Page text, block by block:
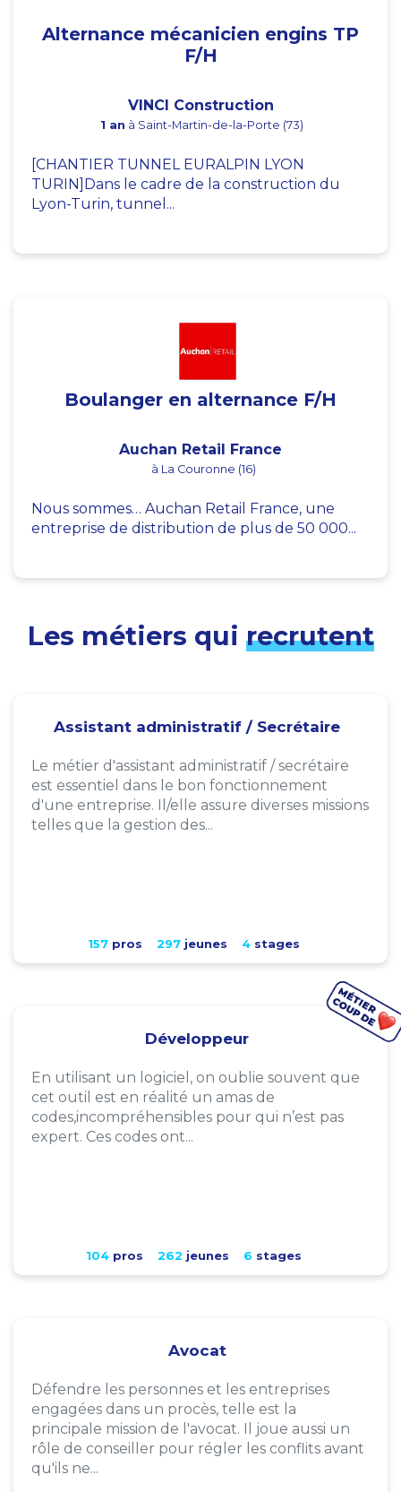
Alternance mécanicien engins TP
F/H
VINCI Construction
1 an à Saint-Martin-de-la-Porte (73)
[CHANTIER TUNNEL EURALPIN LYON
TURIN]Dans le cadre de la construction du
Lyon-Turin, tunnel...
Boulanger en alternance F/H
Auchan Retail France
à La Couronne (16)
Nous sommes… Auchan Retail France, une
entreprise de distribution de plus de 50 000...
Les métiers qui recrutent
Assistant administratif / Secrétaire
Le métier d'assistant administratif / secrétaire
est essentiel dans le bon fonctionnement
d'une entreprise. Il/elle assure diverses missions
telles que la gestion des...
157pros 297jeunes 4stages
Développeur
En utilisant un logiciel, on oublie souvent que
cet outil est en réalité un amas de
codes,incompréhensibles pour qui n’est pas
expert. Ces codes ont...
104pros 262 jeunes 6 stages
Avocat
Défendre les personnes et les entreprises
engagées dans un procès, telle est la
principale mission de l'avocat. Il joue aussi un
rôle de conseiller pour régler les conflits avant
qu'ils ne...